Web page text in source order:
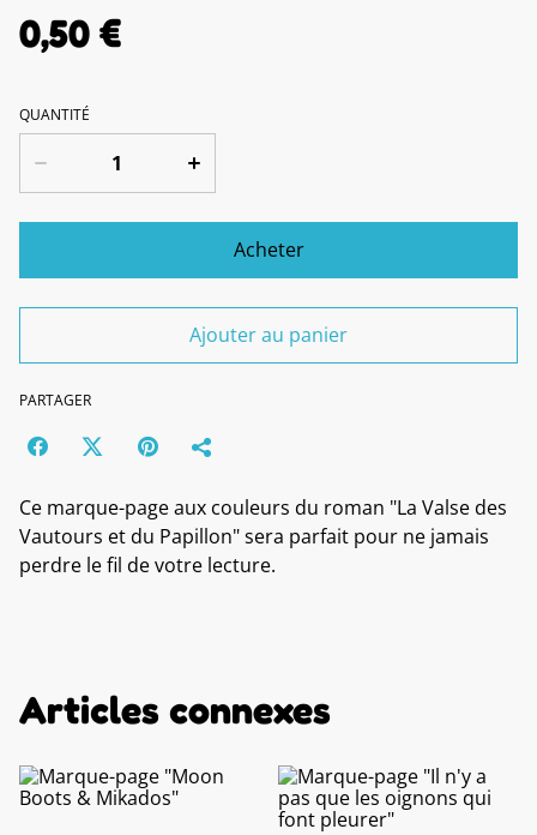
0,50 €
QUANTITÉ
Acheter
Ajouter au panier
PARTAGER
Ce marque-page aux couleurs du roman "La Valse des
Vautours et du Papillon" sera parfait pour ne jamais
perdre le fil de votre lecture.
Articles connexes